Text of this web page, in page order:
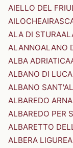
AIELLO DEL
AILOCHE
ALA DI STURA
ALANNOALANO
ALBA ADRIATICA
ALBANO DI
ALBANO
ALBAREDO
ALBAREDO PER
ALBARETTO
ALBERA LIGURE